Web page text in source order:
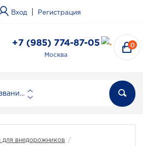
Вход Регистрация
+7 (985) 774-87-05
Москва
0
По названию
для внедорожников
/